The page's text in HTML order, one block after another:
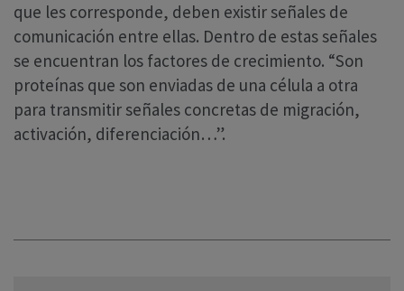
que les corresponde, deben existir señales de
comunicación entre ellas. Dentro de estas señales
se encuentran los factores de crecimiento. “Son
proteínas que son enviadas de una célula a otra
para transmitir señales concretas de migración,
activación, diferenciación…”.